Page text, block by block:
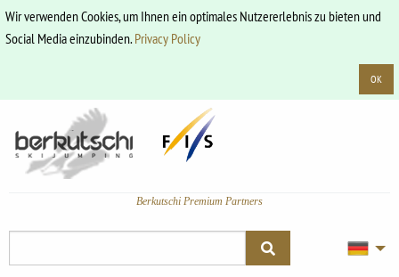
Wir verwenden Cookies, um Ihnen ein optimales Nutzererlebnis zu bieten und
Social Media einzubinden.Privacy Policy
OK
Berkutschi Premium Partners